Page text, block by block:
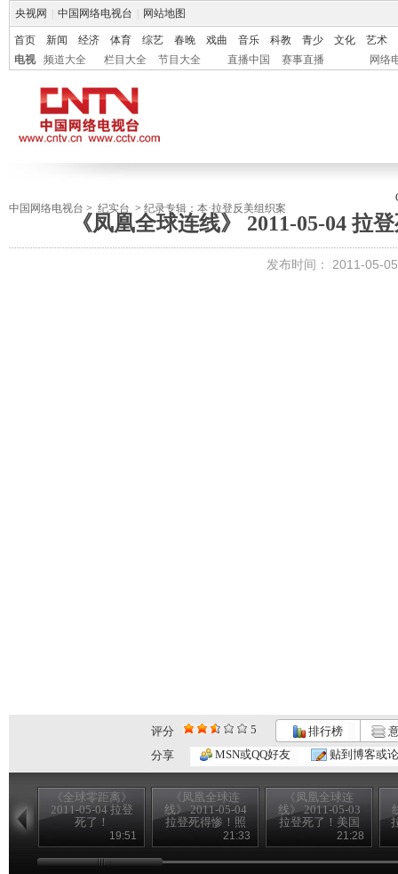
央视网 中国网络电视台 网站地图
首页 新闻 经济 体育 综艺 春晚 戏曲 音乐 科教 青少 文化
艺术
电视
频道大全 栏目大全 节目大全 直播中国 赛事直播 网络
中国网络电视台 > 纪实台 > 纪录专辑：本·拉登反美组织案
《凤凰全球连线》 2011-05-04 拉
发布时间： 2011-05-
评分 5 排行榜
分享
MSN或QQ好友 贴到博客或
《全球零距离》
2011-05-04 拉登
死了！
19:51
《凤凰全球连
线》 2011-05-04
拉登死得惨！照
片见不得人？
21:33
《凤凰全球连
线》 2011-05-03
拉登死了！美国
麻烦大了？21:28